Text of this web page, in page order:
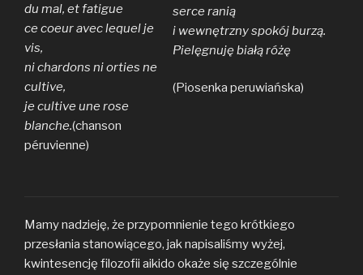
du mal, et fatigue
ce coeur avec lequel je
vis,
ni chardons ni orties ne
cultive,
je cultive une rose
blanche.(chanson
péruvienne)
serce ranią
i wewnętrzny spokój burzą.
Pielęgnuję białą różę
(Piosenka peruwiańska)
Mamy nadzieję, że przypomnienie tego krótkiego
przesłania stanowiącego, jak napisaliśmy wyżej,
kwintesencję filozofii aikido okaże się szczególnie